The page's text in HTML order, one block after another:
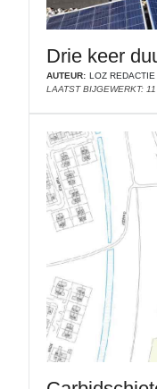
Drie keer
AUTEUR: LOZ REDACTIE
LAATST BIJGEWERKT: